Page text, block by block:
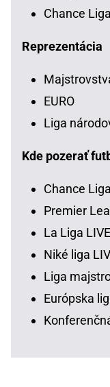
Chance Liga
Reprezentácia
EURO
Liga
Kde pozerať
Chance
Premier
La Liga LIVE
Niké liga
Liga
Európska